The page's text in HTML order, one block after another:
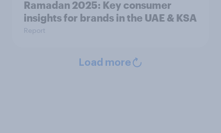
Ramadan 2025: Key consumer
insights for brands in the UAE & KSA
Report
Load more